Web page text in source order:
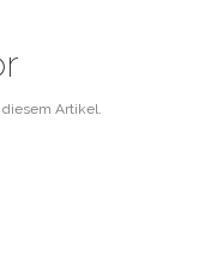
Artikel.